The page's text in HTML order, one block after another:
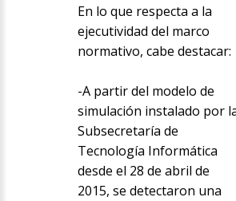
En lo que respecta a la
ejecutividad del marco
normativo, cabe destacar:
-A partir del modelo de
simulación instalado por
Subsecretaría de
Tecnología Informática
desde el 28 de abril de
2015, se detectaron una